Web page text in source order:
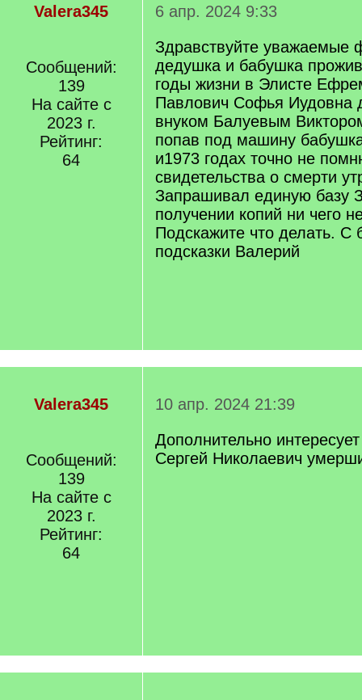
Valera345
Сообщений:
139
На сайте с
2023 г.
Рейтинг:
64
6 апр. 2024 9:33
Здравствуйте уважаемые
дедушка и бабушка
годы жизни в Элисте
Павлович Софья Иудовна
внуком Балуевым
попав под машину
и1973 годах точно не
свидетельства о смерти
Запрашивал единую базу
получении копий ни чего
Подскажите что делать. С
подсказки Валерий
Valera345
Сообщений:
139
На сайте с
2023 г.
Рейтинг:
64
10 апр. 2024 21:39
Дополнительно
Сергей Николаевич